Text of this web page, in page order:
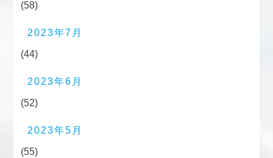
(58)
2023年7月
(44)
2023年6月
(52)
2023年5月
(55)